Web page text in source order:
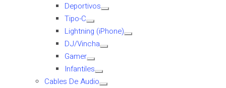
Deportivos
Tipo-C
Lightning (iPhone)
DJ/Vincha
Gamer
Infantiles
Cables De Audio